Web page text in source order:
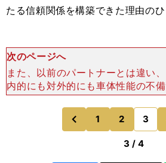
たる信頼関係を構築できた理由のひ
次のページへ
また、以前のパートナーとは違い
内的にも対外的にも車体性能の不
だけに敗因を押しつけるようなこ
「チームの中でお互い正直に話を
れを正直に外にも
前
のページへ
1 2 3
のページへ
3 / 4